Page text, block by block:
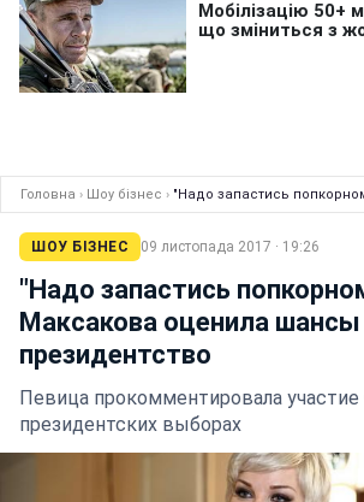
Головна › Шоу бізнес › "Надо запастись
ШОУ БІЗНЕС 09 листопада 2017 · 19:26
"Надо запастись
Максакова оценила шансы
президентство
Певица прокомментировала участие
президентских выборах